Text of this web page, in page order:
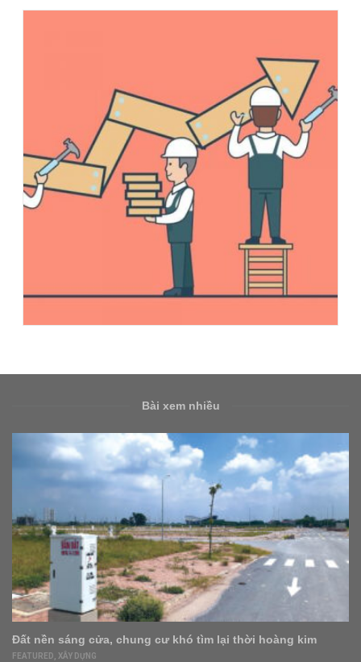
Bài xem nhiều
‘Lướt sóng’ bất động sản có thực sự hết thời?
FEATURED